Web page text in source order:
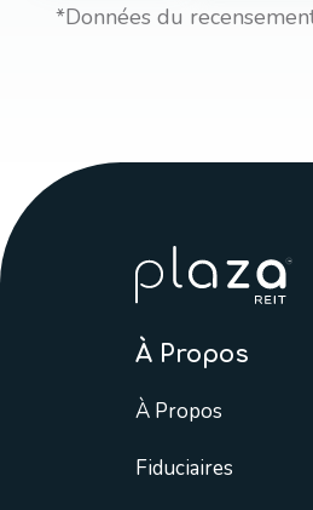
*Données du
À Propos
À Propos
Fiduciaires